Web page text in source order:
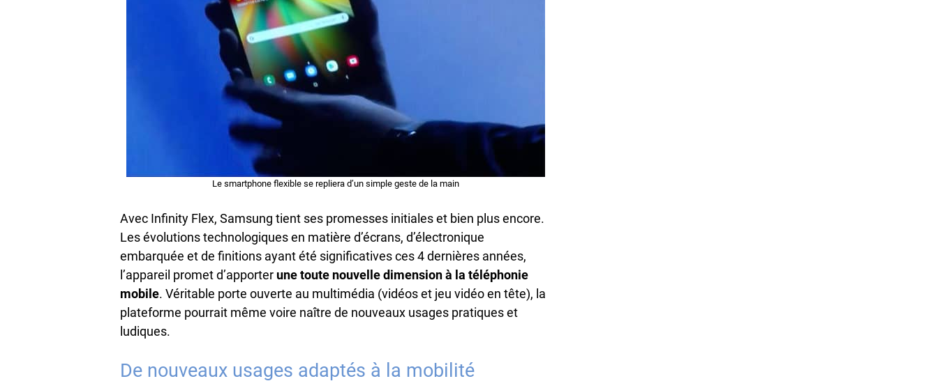
Le smartphone flexible se repliera d’un simple geste de la main
Avec Infinity Flex, Samsung tient ses promesses initiales et bien plus encore.
Les évolutions technologiques en matière d’écrans, d’électronique
embarquée et de finitions ayant été significatives ces 4 dernières années,
l’appareil promet d’apporter une toute nouvelle dimension à la téléphonie
mobile. Véritable porte ouverte au multimédia (vidéos et jeu vidéo en tête), la
plateforme pourrait même voire naître de nouveaux usages pratiques et
ludiques.
De nouveaux usages adaptés à la mobilité